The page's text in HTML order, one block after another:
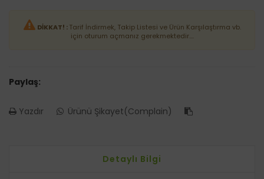
DİKKAT! :Tarif İndirmek, Takip Listesi ve Ürün Karşılaştırma vb.
için oturum açmanız gerekmektedir....
Paylaş:
Yazdır Ürünü Şikayet(Complain)
Detaylı Bilgi